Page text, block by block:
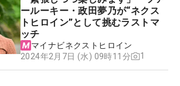
ールーキー・政田夢乃が“ネクス
トヒロイン”として挑むラストマ
ッチ
マイナビネクストヒロイン
2024年2月7日 (水) 09時11分
1